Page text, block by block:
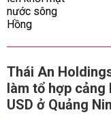
Thái An
làm tổ hợp
USD ở Quảng